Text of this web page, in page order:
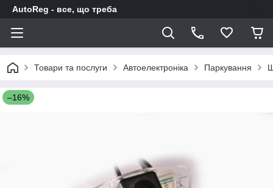
AutoReg - все, що треба
Товари та послуги Автоелектроніка Паркування
–16%